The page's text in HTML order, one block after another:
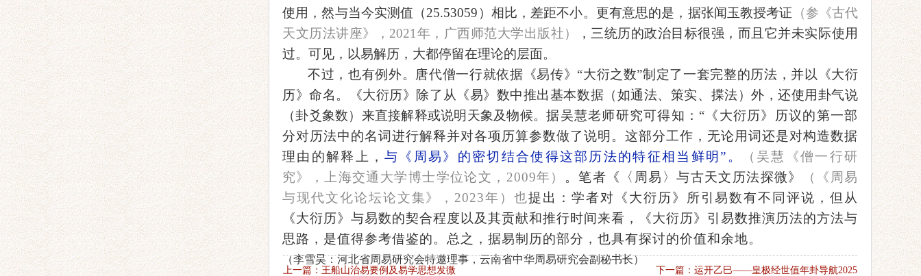
使用，然与当今实测值（25.53059）相比，差距不小。更有意思的是，据张闻玉教授考证 （参《古代
天文历法讲座》， 2021年，广西师范大学出版社）
，三统历的政治目标很强，而且它并未实际使用
过。可见，以易解历，大都停留在理论的层面。
不过，也有例外。唐代僧一行就依据《易传》 “大衍之数”制定了一套完整的历法 ，并以《大衍
历》命名。《大衍历》除了从《易》数中推出基本数据（如通法、策实、揲法）外，还使用卦气说
（卦爻象数）来直接解释或说明天象及物候。据吴慧老师研究可得知 ： “《大衍历》历议的第一部
分对历法中的名词进行解释并对各项历算参数做了说明。这部分工作，无论用词还是对构造数据
理由的解释上，与《周易》的密切结合使得这部历法的特征相当鲜明”。
（吴慧《僧一行研
究》，上海交通大学博士学位论文， 2009年） 。笔者《〈周易〉与古天文历法探微》
（《周易
与现代文化论坛论文集》， 2023年）也提出：学者对《大衍历》所引易数有不同评说，但从
《大衍历》与易数的契合程度以及其贡献和推行时间来看，
《大衍历》 引易数推演历法的方法与
思路，是值得参考借鉴的。 总之 ，据易制历的部分 ，也具有探讨的价值和余地。
（李雪昊：河北省周易研究会特邀理事，云南省中华周易研究会副秘书长）
上一篇：王船山治易要例及易学思想发微 下一篇：运开乙巳——皇极经世值年卦导航2025